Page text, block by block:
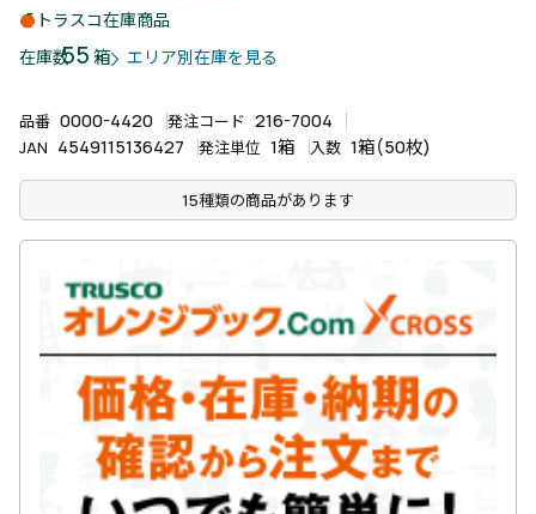
トラスコ在庫商品
在庫数55箱 エリア別在庫を見る
品番 0000-4420 発注コード 216-7004
JAN 4549115136427 発注単位 1箱 入数 1箱(50枚)
15種類の商品があります